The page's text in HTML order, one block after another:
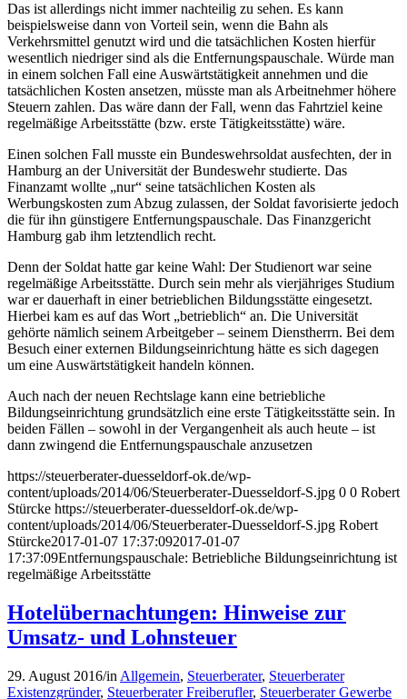
Das ist allerdings nicht immer nachteilig zu sehen. Es kann
beispielsweise dann von Vorteil sein, wenn die Bahn als
Verkehrsmittel genutzt wird und die tatsächlichen Kosten hierfür
wesentlich niedriger sind als die Entfernungspauschale. Würde man
in einem solchen Fall eine Auswärtstätigkeit annehmen und die
tatsächlichen Kosten ansetzen, müsste man als Arbeitnehmer höhere
Steuern zahlen. Das wäre dann der Fall, wenn das Fahrtziel keine
regelmäßige Arbeitsstätte (bzw. erste Tätigkeitsstätte) wäre.
Einen solchen Fall musste ein Bundeswehrsoldat ausfechten, der in
Hamburg an der Universität der Bundeswehr studierte. Das
Finanzamt wollte „nur“ seine tatsächlichen Kosten als
Werbungskosten zum Abzug zulassen, der Soldat favorisierte jedoch
die für ihn günstigere Entfernungspauschale. Das Finanzgericht
Hamburg gab ihm letztendlich recht.
Denn der Soldat hatte gar keine Wahl: Der Studienort war seine
regelmäßige Arbeitsstätte. Durch sein mehr als vierjähriges Studium
war er dauerhaft in einer betrieblichen Bildungsstätte eingesetzt.
Hierbei kam es auf das Wort „betrieblich“ an. Die Universität
gehörte nämlich seinem Arbeitgeber – seinem Dienstherrn. Bei dem
Besuch einer externen Bildungseinrichtung hätte es sich dagegen
um eine Auswärtstätigkeit handeln können.
Auch nach der neuen Rechtslage kann eine betriebliche
Bildungseinrichtung grundsätzlich eine erste Tätigkeitsstätte sein. In
beiden Fällen – sowohl in der Vergangenheit als auch heute – ist
dann zwingend die Entfernungspauschale anzusetzen
https://steuerberater-duesseldorf-ok.de/wp-
content/uploads/2014/06/Steuerberater-Duesseldorf-S.jpg 0 0 Robert
Stürcke https://steuerberater-duesseldorf-ok.de/wp-
content/uploads/2014/06/Steuerberater-Duesseldorf-S.jpg Robert
Stürcke2017-01-07 17:37:092017-01-07
17:37:09Entfernungspauschale: Betriebliche Bildungseinrichtung ist
regelmäßige Arbeitsstätte
Hotelübernachtungen: Hinweise zur
Umsatz- und Lohnsteuer
29. August 2016/in Allgemein, Steuerberater, Steuerberater
Existenzgründer, Steuerberater Freiberufler, Steuerberater Gewerbe